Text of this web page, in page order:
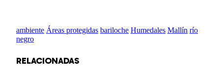
ambiente Áreas protegidas bariloche Humedales Mallín río
negro
RELACIONADAS